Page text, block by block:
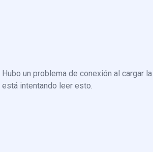
Hubo un problema de conexión al cargar
está intentando leer esto.